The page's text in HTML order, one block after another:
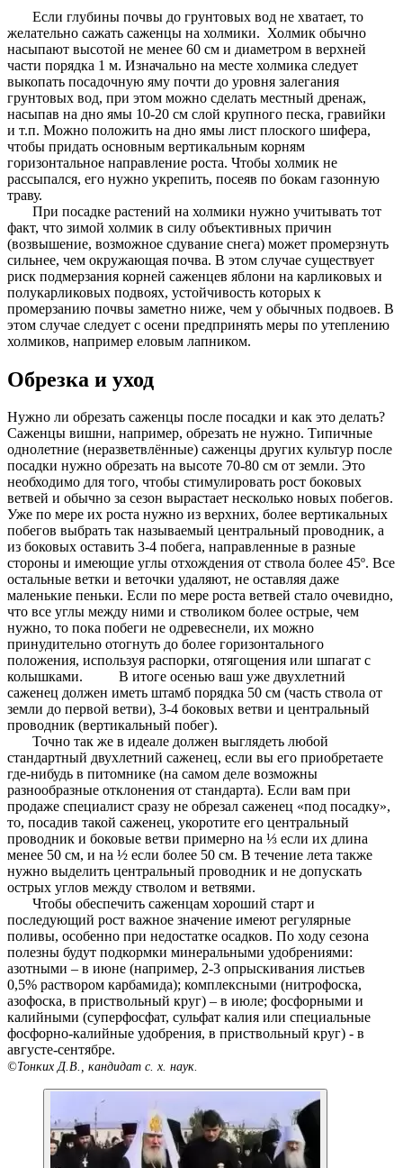
Если глубины почвы до грунтовых вод не хватает, то
желательно сажать саженцы на холмики. Холмик обычно
насыпают высотой не менее 60 см и диаметром в верхней
части порядка 1 м. Изначально на месте холмика следует
выкопать посадочную яму почти до уровня залегания
грунтовых вод, при этом можно сделать местный дренаж,
насыпав на дно ямы 10-20 см слой крупного песка, гравийки
и т.п. Можно положить на дно ямы лист плоского шифера,
чтобы придать основным вертикальным корням
горизонтальное направление роста. Чтобы холмик не
рассыпался, его нужно укрепить, посеяв по бокам газонную
траву.
При посадке растений на холмики нужно учитывать тот
факт, что зимой холмик в силу объективных причин
(возвышение, возможное сдувание снега) может промерзнуть
сильнее, чем окружающая почва. В этом случае существует
риск подмерзания корней саженцев яблони на карликовых и
полукарликовых подвоях, устойчивость которых к
промерзанию почвы заметно ниже, чем у обычных подвоев. В
этом случае следует с осени предпринять меры по утеплению
холмиков, например еловым лапником.
Обрезка и уход
Нужно ли обрезать саженцы после посадки и как это делать?
Саженцы вишни, например, обрезать не нужно. Типичные
однолетние (неразветвлённые) саженцы других культур после
посадки нужно обрезать на высоте 70-80 см от земли. Это
необходимо для того, чтобы стимулировать рост боковых
ветвей и обычно за сезон вырастает несколько новых побегов.
Уже по мере их роста нужно из верхних, более вертикальных
побегов выбрать так называемый центральный проводник, а
из боковых оставить 3-4 побега, направленные в разные
стороны и имеющие углы отхождения от ствола более 45º. Все
остальные ветки и веточки удаляют, не оставляя даже
маленькие пеньки. Если по мере роста ветвей стало очевидно,
что все углы между ними и стволиком более острые, чем
нужно, то пока побеги не одревеснели, их можно
принудительно отогнуть до более горизонтального
положения, используя распорки, отягощения или шпагат с
колышками. В итоге осенью ваш уже двухлетний
саженец должен иметь штамб порядка 50 см (часть ствола от
земли до первой ветви), 3-4 боковых ветви и центральный
проводник (вертикальный побег).
Точно так же в идеале должен выглядеть любой
стандартный двухлетний саженец, если вы его приобретаете
где-нибудь в питомнике (на самом деле возможны
разнообразные отклонения от стандарта). Если вам при
продаже специалист сразу не обрезал саженец «под посадку»,
то, посадив такой саженец, укоротите его центральный
проводник и боковые ветви примерно на ⅓ если их длина
менее 50 см, и на ½ если более 50 см. В течение лета также
нужно выделить центральный проводник и не допускать
острых углов между стволом и ветвями.
Чтобы обеспечить саженцам хороший старт и
последующий рост важное значение имеют регулярные
поливы, особенно при недостатке осадков. По ходу сезона
полезны будут подкормки минеральными удобрениями:
азотными – в июне (например, 2-3 опрыскивания листьев
0,5% раствором карбамида); комплексными (нитрофоска,
азофоска, в приствольный круг) – в июле; фосфорными и
калийными (суперфосфат, сульфат калия или специальные
фосфорно-калийные удобрения, в приствольный круг) - в
августе-сентябре.
©Тонких Д.В., кандидат с. х. наук.